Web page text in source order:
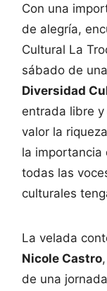
Con una
de alegría,
Cultural La
sábado de
Diversidad
entrada libre
valor la
la importancia
todas las
culturales
La velada
Nicole Castro
de una